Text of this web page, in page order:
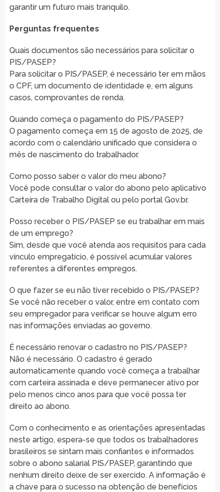
garantir um futuro mais tranquilo.
Perguntas frequentes
Quais documentos são necessários para solicitar o
PIS/PASEP?
Para solicitar o PIS/PASEP, é necessário ter em mãos
o CPF, um documento de identidade e, em alguns
casos, comprovantes de renda.
Quando começa o pagamento do PIS/PASEP?
O pagamento começa em 15 de agosto de 2025, de
acordo com o calendário unificado que considera o
mês de nascimento do trabalhador.
Como posso saber o valor do meu abono?
Você pode consultar o valor do abono pelo aplicativo
Carteira de Trabalho Digital ou pelo portal Gov.br.
Posso receber o PIS/PASEP se eu trabalhar em mais
de um emprego?
Sim, desde que você atenda aos requisitos para cada
vínculo empregatício, é possível acumular valores
referentes a diferentes empregos.
O que fazer se eu não tiver recebido o PIS/PASEP?
Se você não receber o valor, entre em contato com
seu empregador para verificar se houve algum erro
nas informações enviadas ao governo.
É necessário renovar o cadastro no PIS/PASEP?
Não é necessário. O cadastro é gerado
automaticamente quando você começa a trabalhar
com carteira assinada e deve permanecer ativo por
pelo menos cinco anos para que você possa ter
direito ao abono.
Com o conhecimento e as orientações apresentadas
neste artigo, espera-se que todos os trabalhadores
brasileiros se sintam mais confiantes e informados
sobre o abono salarial PIS/PASEP, garantindo que
nenhum direito deixe de ser exercido. A informação é
a chave para o sucesso na obtenção de benefícios